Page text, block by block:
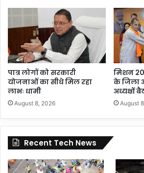
पात्र लोगों को सरकारी
योजनाओं का सीधे मिल रहा
लाभः धामी
August 8, 2026
मिशन
के जिला
अध्यक्षों
August
Recent Tech News